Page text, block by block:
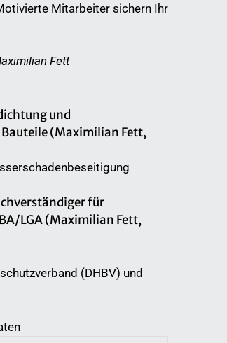
Mitarbeiter sichern Ihr
Fett
und
(Maximilian Fett,
für
LGA (Maximilian Fett,
(DHBV) und